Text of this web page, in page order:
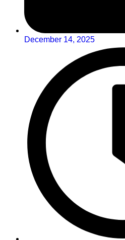
December 14, 2025